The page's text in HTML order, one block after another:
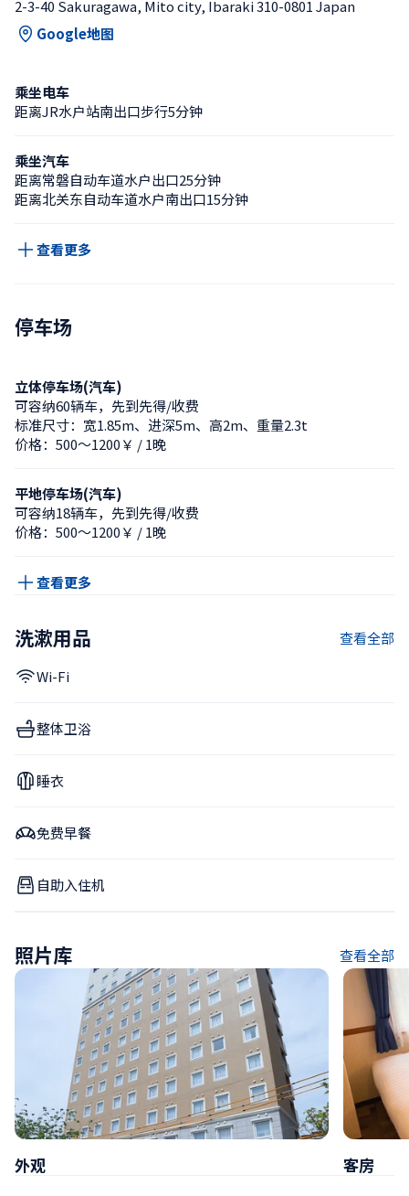
2-3-40 Sakuragawa, Mito city, Ibaraki 310-0801 Japan
Google地图
乘坐电车
距离JR水户站南出口步行5分钟
乘坐汽车
距离常磐自动车道水户出口25分钟
距离北关东自动车道水户南出口15分钟
查看更多
停车场
立体停车场(汽车)
可容纳60辆车，先到先得/收费
标准尺寸：宽1.85m、进深5m、高2m、重量2.3t
价格：500〜1200￥ / 1晚
平地停车场(汽车)
可容纳18辆车，先到先得/收费
价格：500〜1200￥ / 1晚
查看更多
洗漱用品 查看全部
Wi-Fi
整体卫浴
睡衣
免费早餐
自助入住机
照片库 查看全部
外观 客房